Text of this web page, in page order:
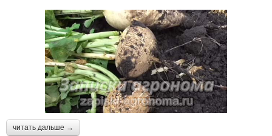
читать дальше →